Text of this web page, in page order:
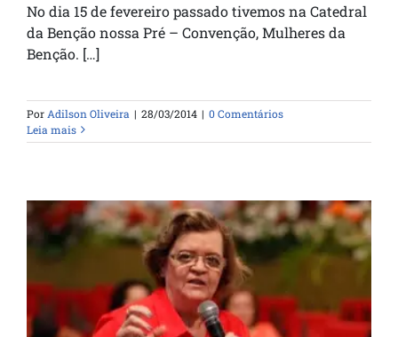
No dia 15 de fevereiro passado tivemos na Catedral
da Benção nossa Pré – Convenção, Mulheres da
Benção. […]
Por Adilson Oliveira | 28/03/2014 | 0 Comentários
Leia mais
Feliz Natal a todos!